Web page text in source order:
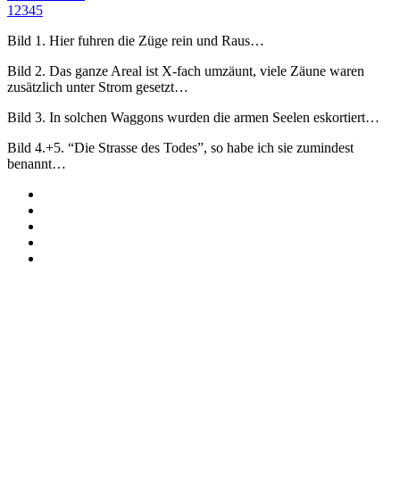
1 2345
Bild 1. Hier fuhren die Züge rein und Raus…
Bild 2. Das ganze Areal ist X-fach umzäunt, viele Zäune waren
zusätzlich unter Strom gesetzt…
Bild 3. In solchen Waggons wurden die armen Seelen eskortiert…
Bild 4.+5. “Die Strasse des Todes”, so habe ich sie zumindest
benannt…